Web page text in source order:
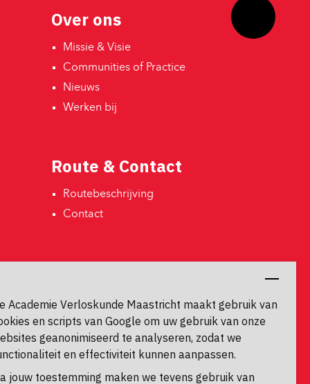
Academie Verloskunde Maastricht maakt gebruik van
en scripts van Google om uw gebruik van onze
geanonimiseerd te analyseren, zodat we
en effectiviteit kunnen aanpassen.
jouw toestemming maken we tevens gebruik van
Over ons
Missie & Visie
Communities of Practice
Nieuws
Werken bij
Route & Contact
Routebeschrijving
Contact
Universiteitssingel 60
6229 ER, Maastricht